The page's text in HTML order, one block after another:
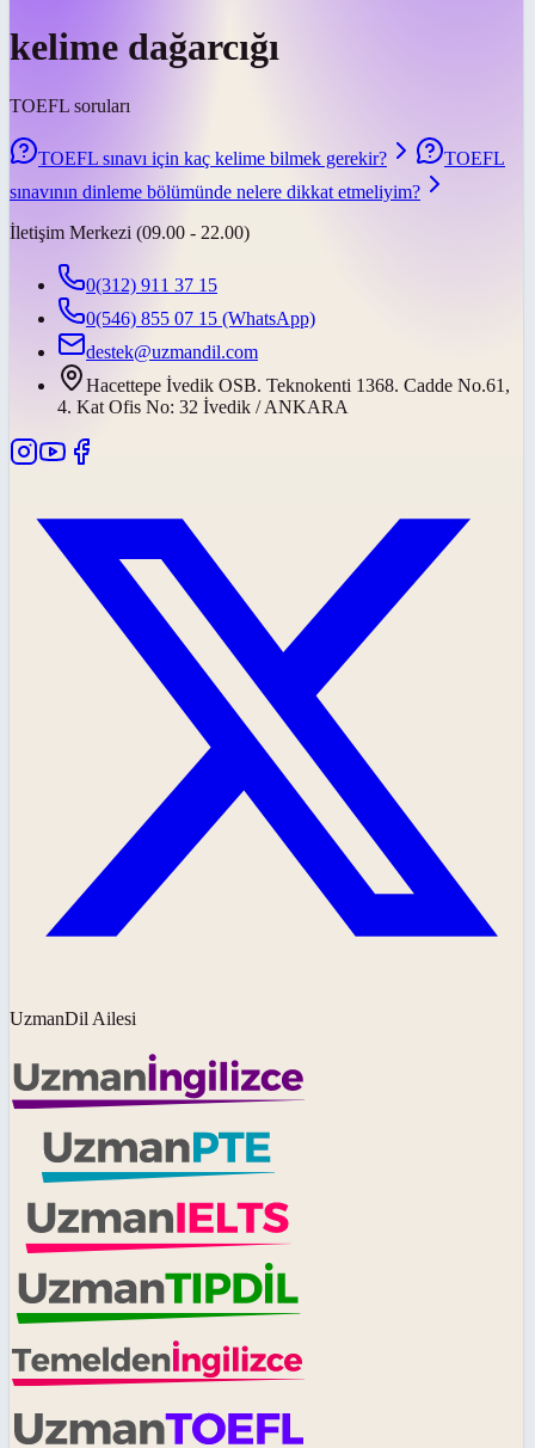
kelime dağarcığı
TOEFL soruları
TOEFL sınavı için kaç kelime bilmek gerekir?
TOEFL
sınavının dinleme bölümünde nelere dikkat etmeliyim?
İletişim Merkezi (09.00 - 22.00)
0(312) 911 37 15
0(546) 855 07 15 (WhatsApp)
destek@uzmandil.com
Hacettepe İvedik OSB. Teknokenti 1368. Cadde No.61,
4. Kat Ofis No: 32 İvedik / ANKARA
UzmanDil Ailesi